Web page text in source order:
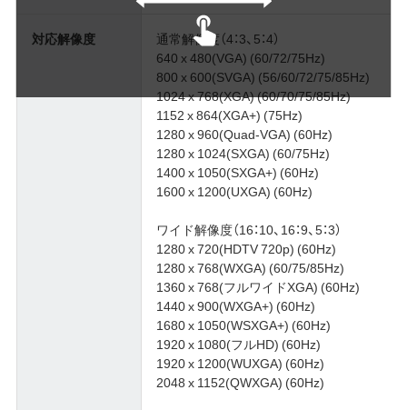
対応解像度
通常解像度（4：3、5：4）
640 x 480(VGA) (60/72/75Hz)
800 x 600(SVGA) (56/60/72/75/85Hz)
1024 x 768(XGA) (60/70/75/85Hz)
1152 x 864(XGA+) (75Hz)
1280 x 960(Quad-VGA) (60Hz)
1280 x 1024(SXGA) (60/75Hz)
1400 x 1050(SXGA+) (60Hz)
1600 x 1200(UXGA) (60Hz)
ワイド解像度（16：10、16：9、5：3）
1280 x 720(HDTV 720p) (60Hz)
1280 x 768(WXGA) (60/75/85Hz)
1360 x 768(フルワイドXGA) (60Hz)
1440 x 900(WXGA+) (60Hz)
1680 x 1050(WSXGA+) (60Hz)
1920 x 1080(フルHD) (60Hz)
1920 x 1200(WUXGA) (60Hz)
2048 x 1152(QWXGA) (60Hz)